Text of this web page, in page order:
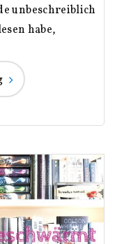
unbeschreiblich
habe,